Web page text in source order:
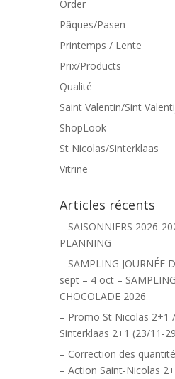
Order
Pâques/Pasen
Printemps / Lente
Prix/Products
Qualité
Saint Valentin/Sint
ShopLook
St Nicolas/Sinterklaas
Vitrine
Articles récents
– SAISONNIERS 2026-
PLANNING
– SAMPLING JOURNÉE
sept – 4 oct –
CHOCOLADE 2026
– Promo St Nicolas 2+1
Sinterklaas 2+1 (23/11-
– Correction des
– Action Saint-Nicolas